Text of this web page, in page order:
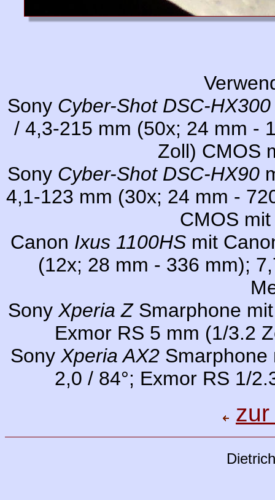
Sony Cyber-Shot DSC-HX300
/ 4,3-215 mm (50x; 24 mm -
Zoll) CMOS
Sony Cyber-Shot DSC-HX90
4,1-123 mm (30x; 24 mm -
CMOS
Canon Ixus 1100HSmit
(12x; 28 mm - 336 mm);
SonyXperia ZSmarphone
Exmor RS 5 mm (1/3.2
SonyXperia AX2 Smarphone
2,0 / 84°; Exmor RS 1/